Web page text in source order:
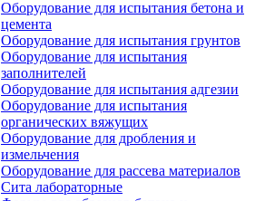
Оборудование для испытания бетона и
цемента
Оборудование для испытания грунтов
Оборудование для испытания
заполнителей
Оборудование для испытания адгезии
Оборудование для испытания
органических вяжущих
Оборудование для дробления и
измельчения
Оборудование для рассева материалов
Сита лабораторные